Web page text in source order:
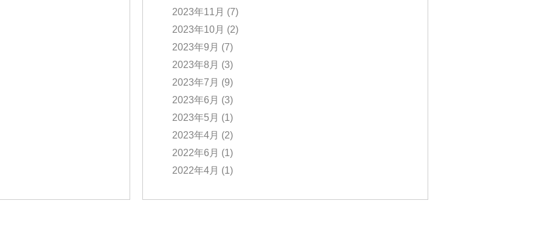
2023年11月 (7)
2023年10月 (2)
2023年9月 (7)
2023年8月 (3)
2023年7月 (9)
2023年6月 (3)
2023年5月 (1)
2023年4月 (2)
2022年6月 (1)
2022年4月 (1)